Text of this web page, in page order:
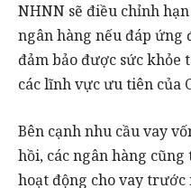
NHNN sẽ điều chỉnh
ngân hàng nếu đáp ứng
đảm bảo được sức khỏe
các lĩnh vực ưu tiên của
Bên cạnh nhu cầu vay
hồi, các ngân hàng
hoạt động cho vay